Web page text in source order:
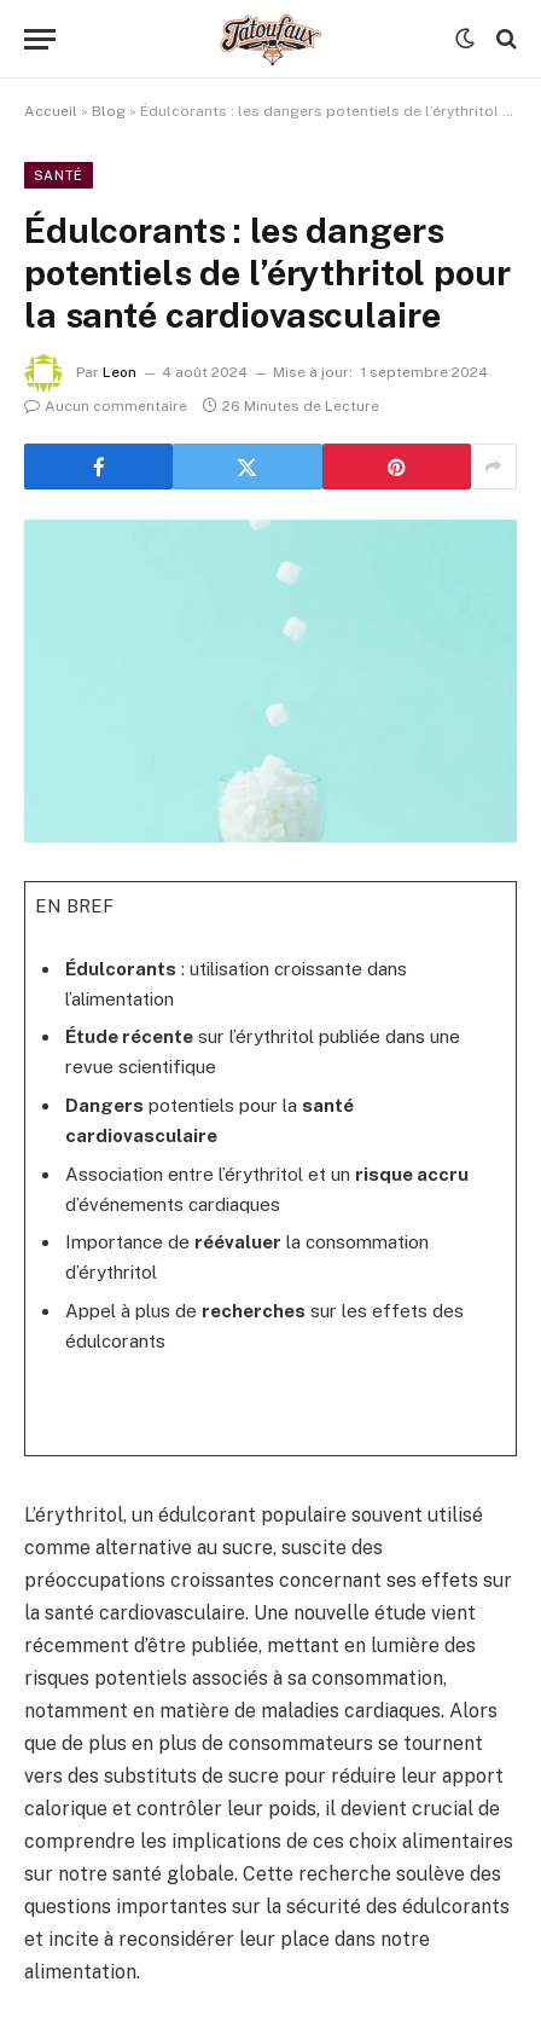
Accueil » Blog » Édulcorants : les dangers potentiels de l’érythritol pour la santé cardiovasculaire
SANTÉ
Édulcorants : les dangers
potentiels de l’érythritol pour
la santé cardiovasculaire
Par Leon 4 août 2024 Mise à jour: 1 septembre 2024
Aucun commentaire
26 Minutes de Lecture
EN BREF
Édulcorants : utilisation croissante dans
l’alimentation
Étude récentesur l’érythritol publiée dans une
revue scientifique
Dangers potentiels pour la santé
cardiovasculaire
Association entre l’érythritol et un risque accru
d’événements cardiaques
Importance de réévaluer la consommation
d’érythritol
Appel à plus de recherches sur les effets des
édulcorants
L’érythritol, un édulcorant populaire souvent utilisé
comme alternative au sucre, suscite des
préoccupations croissantes concernant ses effets sur
la santé cardiovasculaire. Une nouvelle étude vient
récemment d’être publiée, mettant en lumière des
risques potentiels associés à sa consommation,
notamment en matière de maladies cardiaques. Alors
que de plus en plus de consommateurs se tournent
vers des substituts de sucre pour réduire leur apport
calorique et contrôler leur poids, il devient crucial de
comprendre les implications de ces choix alimentaires
sur notre santé globale. Cette recherche soulève des
questions importantes sur la sécurité des édulcorants
et incite à reconsidérer leur place dans notre
alimentation.